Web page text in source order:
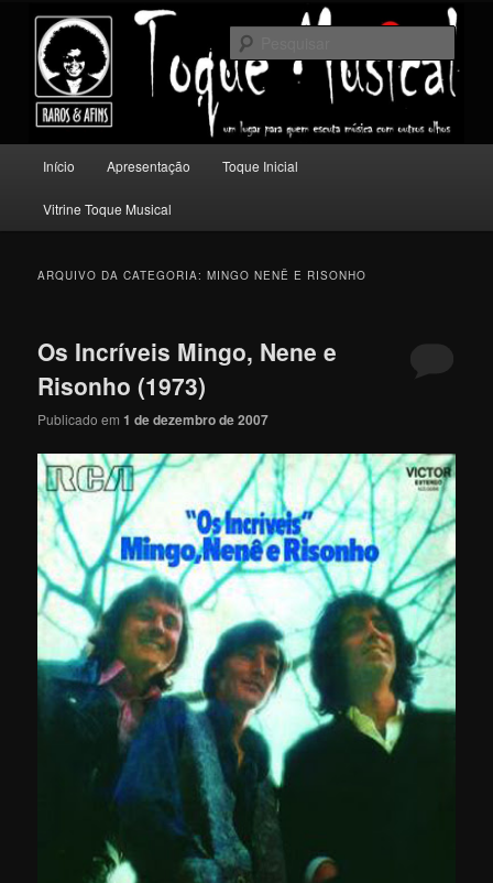
conteúdo
principal
conteúdo
secundário
Toque Musical
Um lugar para quem escuta música com outros olhos.
principal
Início Apresentação Toque Inicial
Vitrine Toque Musical
ARQUIVO DA CATEGORIA:MINGO NENÊ E RISONHO
Os Incríveis Mingo, Nene e
Risonho (1973)
Publicado em1 de dezembro de 2007